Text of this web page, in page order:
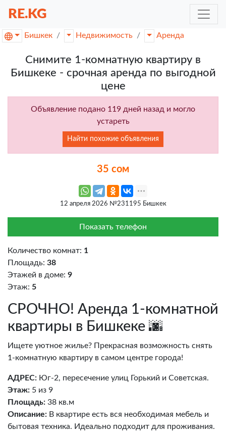
RE.KG
Бишкек Недвижимость Аренда
Снимите 1-комнатную квартиру в
Бишкеке - срочная аренда по выгодной
цене
Объявление подано 119 дней назад и могло
устареть
Найти похожие объявления
35 сом
12 апреля 2026 №231195 Бишкек
Показать телефон
Количество комнат: 1
Площадь: 38
Этажей в доме: 9
Этаж: 5
СРОЧНО! Аренда 1-комнатной
квартиры в Бишкеке 🌆
Ищете уютное жилье? Прекрасная возможность снять
1-комнатную квартиру в самом центре города!
АДРЕС: Юг-2, пересечение улиц Горький и Советская.
Этаж: 5 из 9
Площадь: 38 кв.м
Описание: В квартире есть вся необходимая мебель и
бытовая техника. Идеально подходит для проживания.